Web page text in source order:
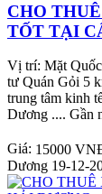
CHO
TỐT TẠI
Vị trí: Mặt
tư Quán Gỏi 5
trung tâm kinh
Dương .... Gần
Giá: 15000
Dương 19-12-